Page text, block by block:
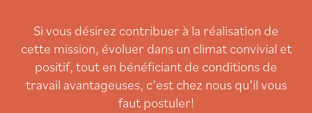
Si vous désirez contribuer à la réalisation de
cette mission, évoluer dans un climat convivial et
positif, tout en bénéficiant de conditions de
travail avantageuses, c’est chez nous qu’il vous
faut postuler!